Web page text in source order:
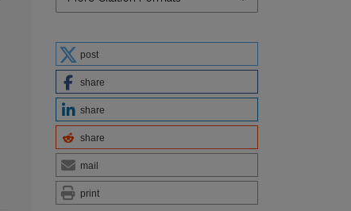
post
share
share
share
mail
print